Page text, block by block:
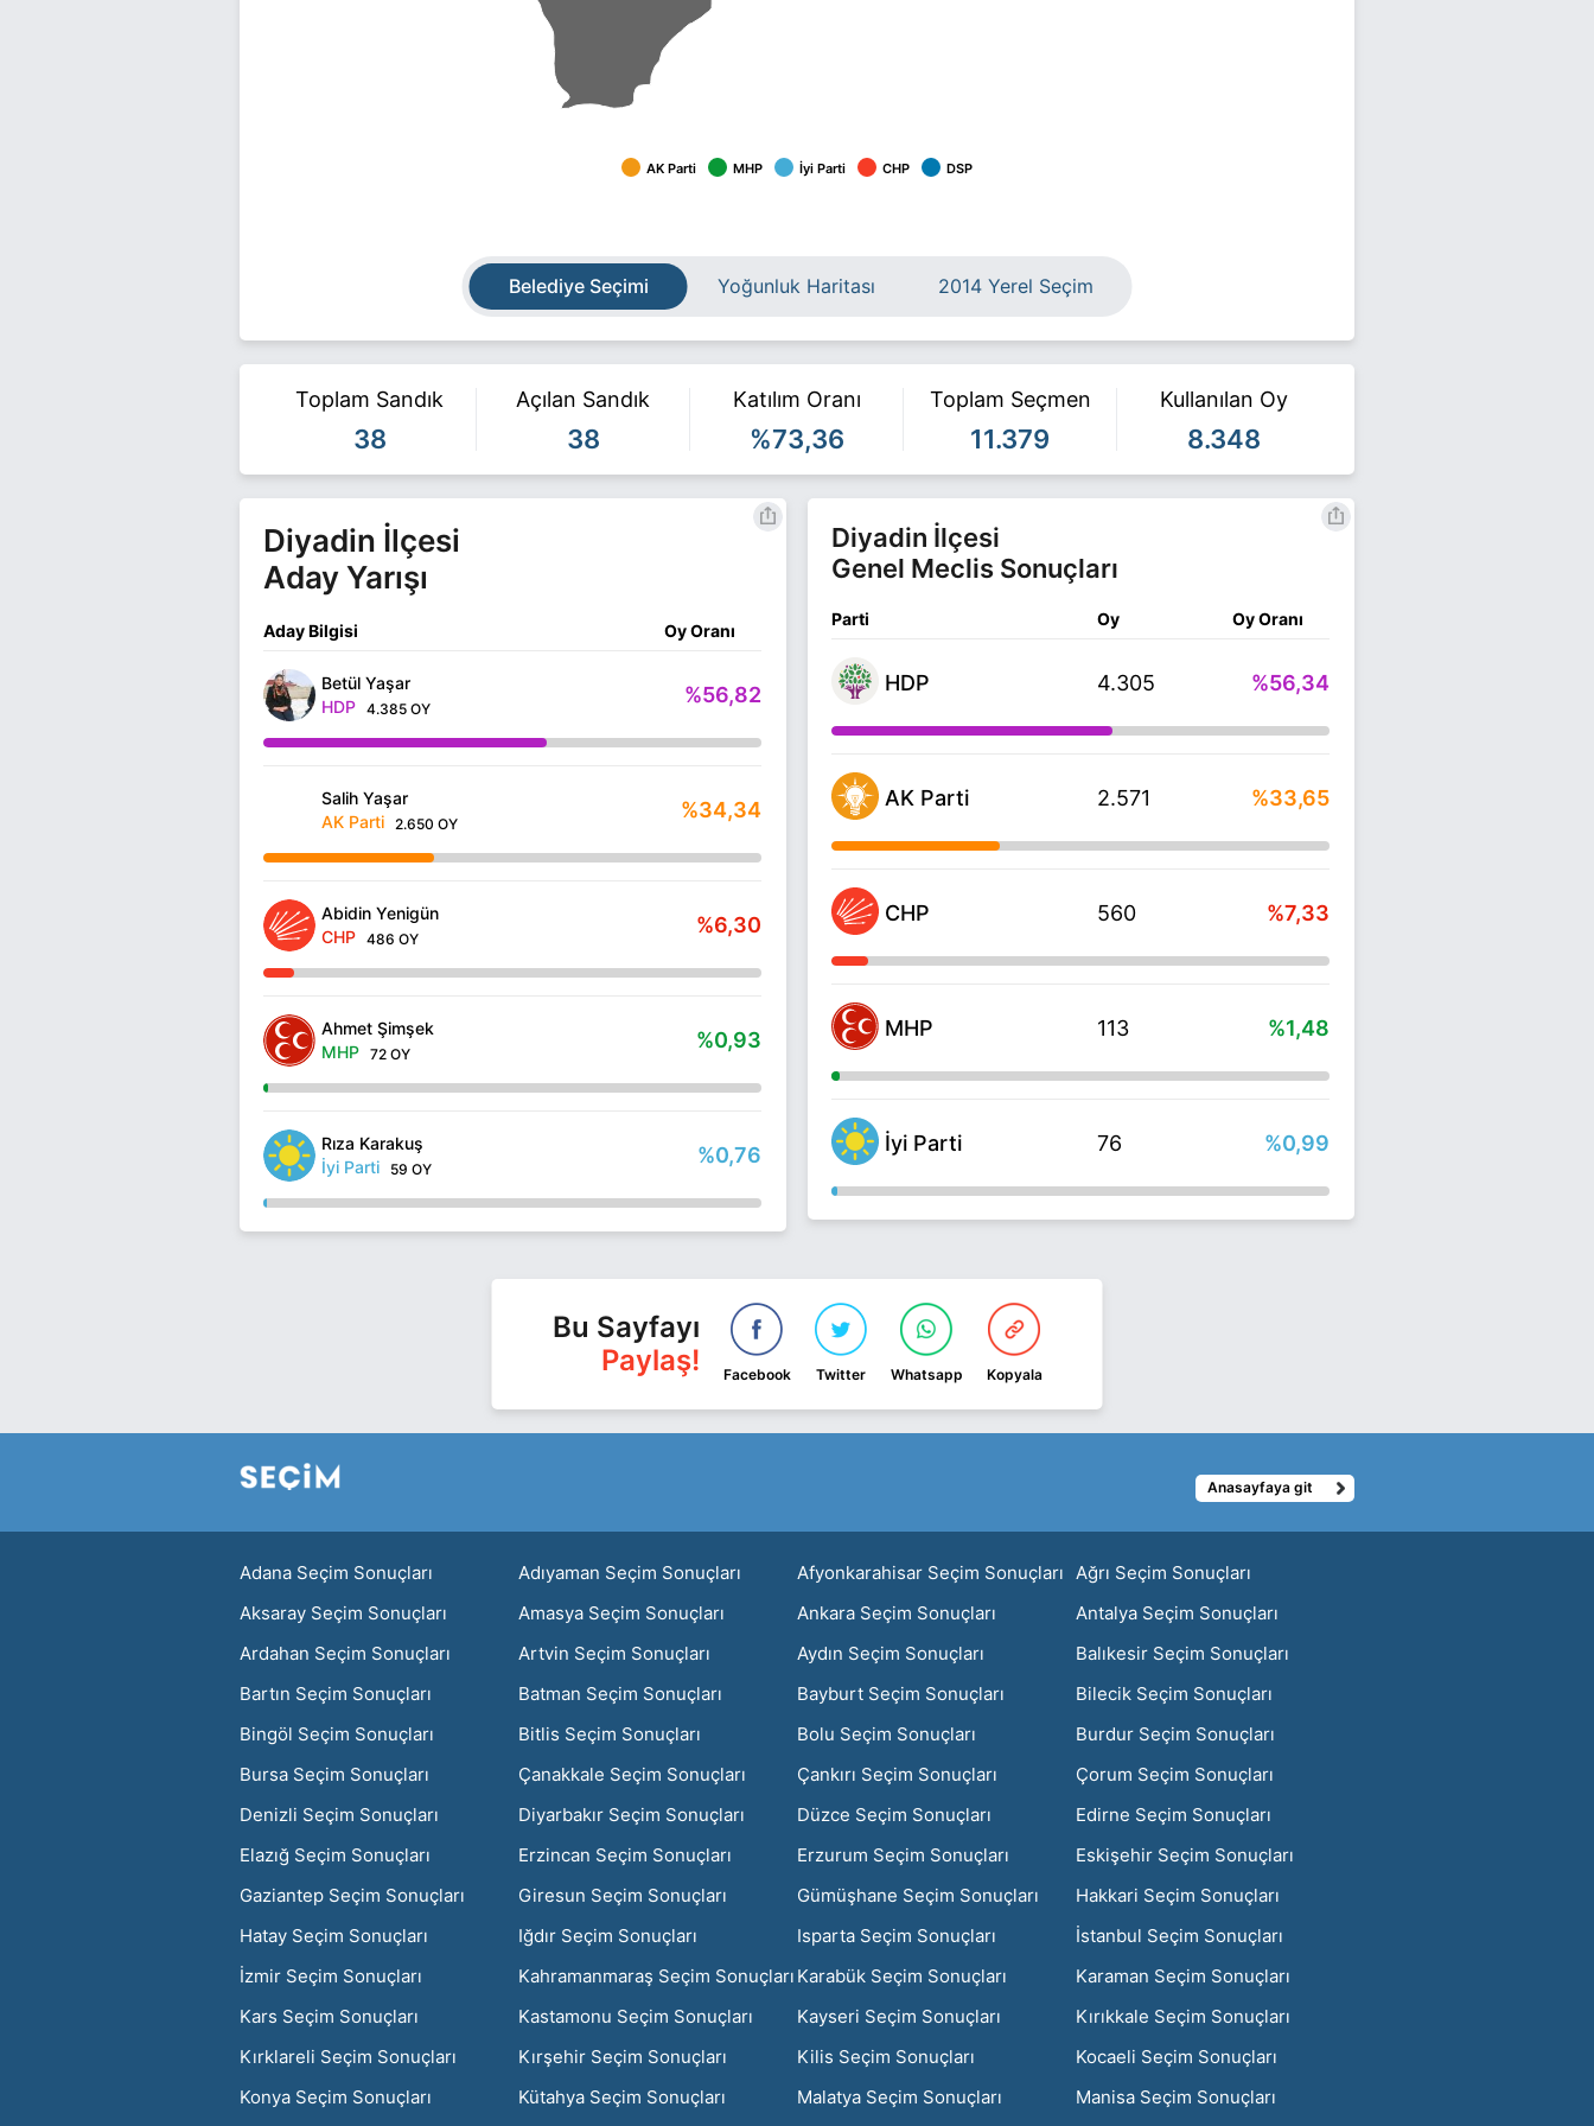
AK Parti MHP İyi Parti CHP DSP
Belediye Seçimi Yoğunluk Haritası 2014 Yerel Seçim
Toplam Sandık
38
Açılan Sandık
38
Katılım Oranı
%73,36
Toplam Seçmen
11.379
Kullanılan Oy
8.348
Diyadin İlçesi
Aday Yarışı
Aday Bilgisi Oy Oranı
Betül Yaşar
HDP 4.385 OY
%56,82
Salih Yaşar
AK Parti
2.650 OY
%34,34
Abidin Yenigün
CHP 486 OY
%6,30
Ahmet Şimşek
MHP 72 OY
%0,93
Rıza Karakuş
İyi Parti
59 OY
%0,76
Diyadin İlçesi
Genel Meclis Sonuçları
Parti Oy Oy Oranı
HDP 4.305 %56,34
AK Parti 2.571 %33,65
CHP 560 %7,33
MHP 113 %1,48
İyi Parti 76 %0,99
Bu Sayfayı
Paylaş!
Facebook Twitter Whatsapp Kopyala
Anasayfaya git
Adana Seçim Sonuçları Adıyaman Seçim Sonuçları Afyonkarahisar Seçim Sonuçları Ağrı Seçim Sonuçları
Aksaray Seçim Sonuçları
Amasya Seçim Sonuçları Ankara Seçim Sonuçları
Antalya Seçim Sonuçları
Ardahan Seçim Sonuçları
Artvin Seçim Sonuçları Aydın Seçim Sonuçları
Balıkesir Seçim Sonuçları
Bartın Seçim Sonuçları
Batman Seçim Sonuçları Bayburt Seçim Sonuçları
Bilecik Seçim Sonuçları
Bingöl Seçim Sonuçları
Bitlis Seçim Sonuçları Bolu Seçim Sonuçları
Burdur Seçim Sonuçları
Bursa Seçim Sonuçları
Çanakkale Seçim Sonuçları Çankırı Seçim Sonuçları
Çorum Seçim Sonuçları
Denizli Seçim Sonuçları
Diyarbakır Seçim Sonuçları Düzce Seçim Sonuçları
Edirne Seçim Sonuçları
Elazığ Seçim Sonuçları
Erzincan Seçim Sonuçları Erzurum Seçim Sonuçları
Eskişehir Seçim Sonuçları
Gaziantep Seçim Sonuçları
Giresun Seçim Sonuçları Gümüşhane Seçim Sonuçları
Hakkari Seçim Sonuçları
Hatay Seçim Sonuçları
Iğdır Seçim Sonuçları Isparta Seçim Sonuçları
İstanbul Seçim Sonuçları
İzmir Seçim Sonuçları
Kahramanmaraş Seçim Sonuçları Karabük Seçim Sonuçları
Karaman Seçim Sonuçları
Kars Seçim Sonuçları
Kastamonu Seçim Sonuçları Kayseri Seçim Sonuçları
Kırıkkale Seçim Sonuçları
Kırklareli Seçim Sonuçları
Kırşehir Seçim Sonuçları Kilis Seçim Sonuçları
Kocaeli Seçim Sonuçları
Konya Seçim Sonuçları
Kütahya Seçim Sonuçları Malatya Seçim Sonuçları
Manisa Seçim Sonuçları